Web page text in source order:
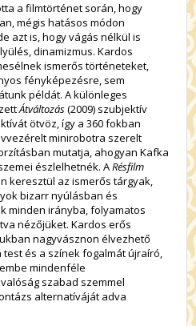
a filmtörténet során, hogy
mégis hatásos módon
azt is, hogy vágás nélkül is
dinamizmus. Kardos
ismerős történeteket,
fényképezésre, sem
példát. A különleges
Átváltozás(2009) szubjektív
ötvöz, így a 360 fokban
minirobotra szerelt
mutatja, ahogyan Kafka
észlelhetnék. ARésfilm
keresztül az ismerős tárgyak,
bizarr nyúlásban és
minden irányba, folyamatos
nézőjüket. Kardos erős
nagyvásznon élvezhető
és a színek fogalmát újraíró,
mindenféle
szabad szemmel
alternatíváját adva